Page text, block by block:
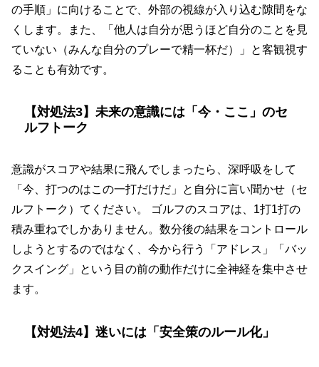
の手順」に向けることで、外部の視線が入り込む隙間をな
くします。また、「他人は自分が思うほど自分のことを見
ていない（みんな自分のプレーで精一杯だ）」と客観視す
ることも有効です。
【対処法3】未来の意識には「今・ここ」のセ
ルフトーク
意識がスコアや結果に飛んでしまったら、深呼吸をして
「今、打つのはこの一打だけだ」と自分に言い聞かせ（セ
ルフトーク）てください。 ゴルフのスコアは、1打1打の
積み重ねでしかありません。数分後の結果をコントロール
しようとするのではなく、今から行う「アドレス」「バッ
クスイング」という目の前の動作だけに全神経を集中させ
ます。
【対処法4】迷いには「安全策のルール化」